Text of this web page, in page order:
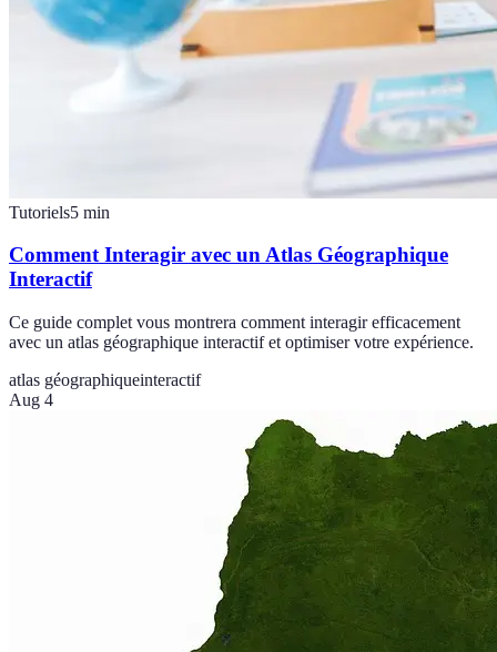
Tutoriels5 min
Comment Interagir avec un Atlas Géographique
Interactif
Ce guide complet vous montrera comment interagir efficacement
avec un atlas géographique interactif et optimiser votre expérience.
atlas géographiqueinteractif
Aug 4